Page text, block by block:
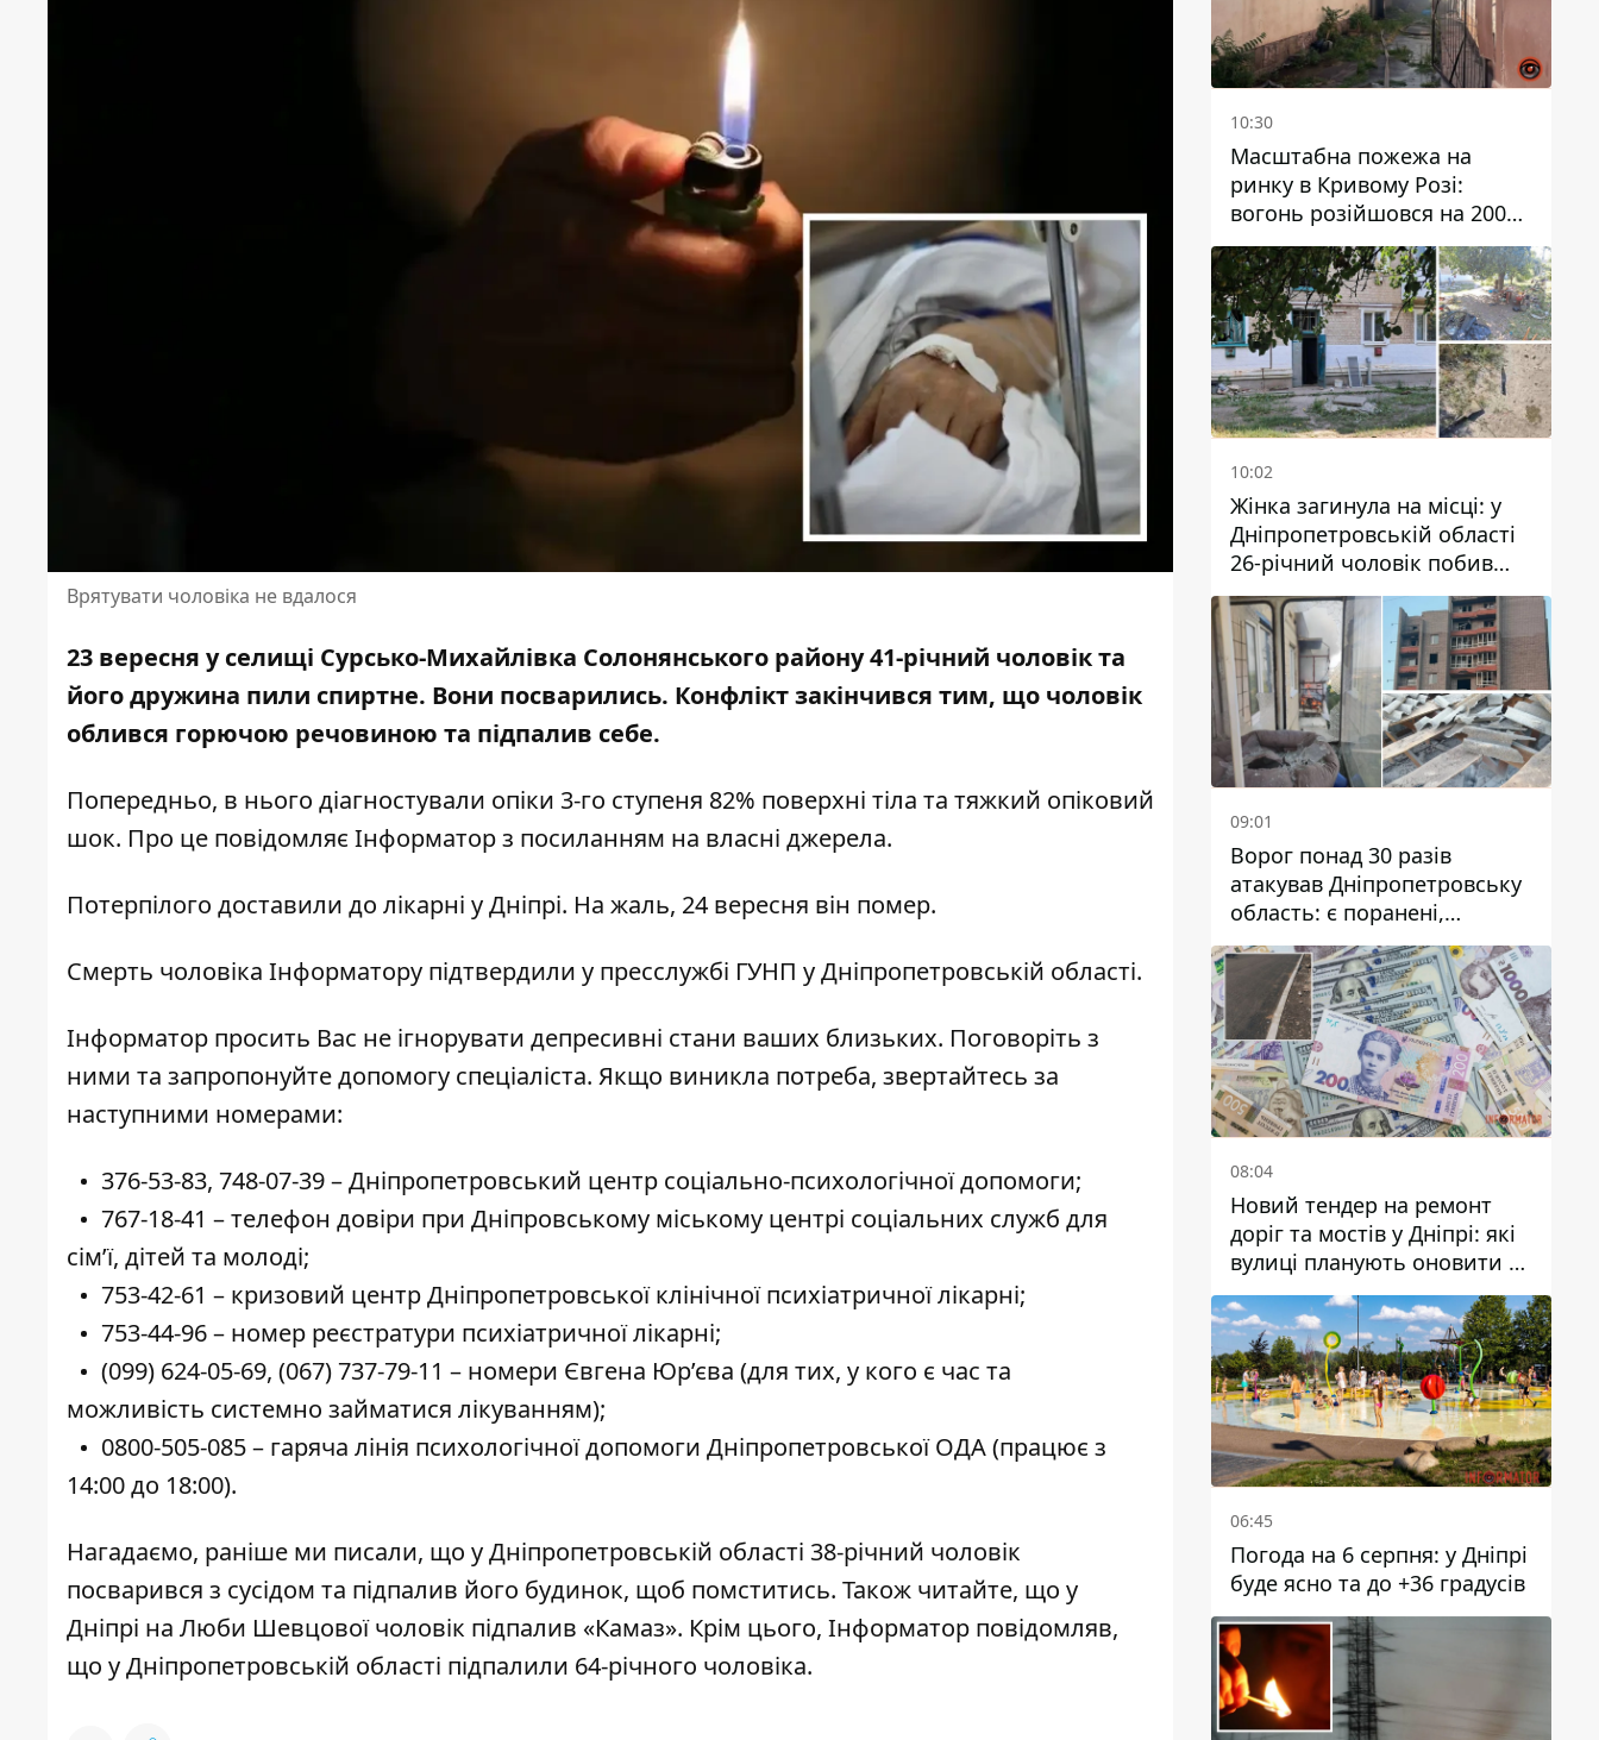
Врятувати чоловіка не вдалося
23 вересня у селищі Сурсько-Михайлівка Солонянського району 41-річний чоловік та
його дружина пили спиртне. Вони посварились. Конфлікт закінчився тим, що чоловік
облився горючою речовиною та підпалив себе.
Попередньо, в нього діагностували опіки 3-го ступеня 82% поверхні тіла та тяжкий опіковий
шок. Про це повідомляє Інформатор з посиланням на власні джерела.
Потерпілого доставили до лікарні у Дніпрі. На жаль, 24 вересня він помер.
Смерть чоловіка Інформатору підтвердили у пресслужбі ГУНП у Дніпропетровській області.
Інформатор просить Вас не ігнорувати депресивні стани ваших близьких. Поговоріть з
ними та запропонуйте допомогу спеціаліста. Якщо виникла потреба, звертайтесь за
наступними номерами:
376-53-83, 748-07-39– Дніпропетровський центр соціально-психологічної допомоги;
767-18-41 – телефон довіри при Дніпровському міському центрі соціальних служб для
сім’ї, дітей та молоді;
753-42-61 – кризовий центр Дніпропетровської клінічної психіатричної лікарні;
753-44-96– номер реєстратури психіатричної лікарні;
(099) 624-05-69, (067) 737-79-11 – номери Євгена Юр’єва (для тих, у кого є час та
можливість системно займатися лікуванням);
0800-505-085– гаряча лінія психологічної допомоги Дніпропетровської ОДА (працює з
14:00 до 18:00).
Нагадаємо, раніше ми писали, що уДніпропетровській області 38-річний чоловік
посварився з сусідом та підпалив його будинок, щоб помститись. Також читайте, що у
Дніпрі на Люби Шевцової чоловік підпалив «Камаз». Крім цього, Інформатор повідомляв,
що у Дніпропетровській області підпалили 64-річного чоловіка.
10:30
Масштабна пожежа на
ринку в Кривому Розі:
вогонь розійшовся на 200
квадратних метрів
10:02
Жінка загинула на місці: у
Дніпропетровській області
26-річний чоловік побив
трьох людей металевим
предметом
09:01
Ворог понад 30 разів
атакував Дніпропетровську
область: є поранені,
пошкоджені ліцей, будинки
та підприємства
08:04
Новий тендер на ремонт
доріг та мостів у Дніпрі: які
вулиці планують оновити та
скільки десятків мільйонів
гривень на це хочуть
витратити
06:45
Погода на 6 серпня: у Дніпрі
буде ясно та до +36 градусів